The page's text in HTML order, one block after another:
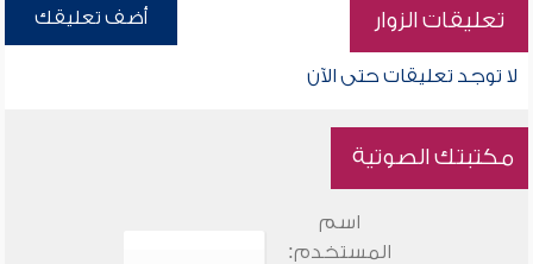
تعليقات الزوار أضف تعليقك
لا توجد تعليقات حتى الآن
مكتبتك الصوتية
اسم
المستخدم: